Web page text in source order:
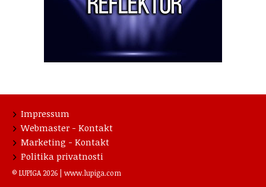
Impressum
Webmaster - Kontakt
Marketing - Kontakt
Politika privatnosti
© LUPIGA 2026 | www.lupiga.com